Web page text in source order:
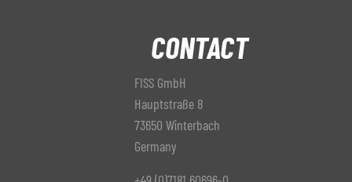
CONTACT
FISS GmbH
Hauptstraße 8
73650 Winterbach
Germany